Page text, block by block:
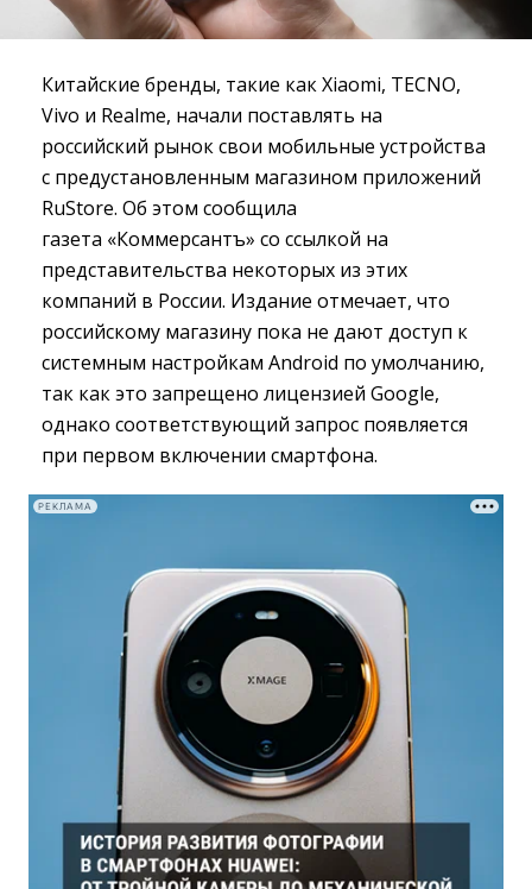
Китайские бренды, такие как Xiaomi, TECNO,
Vivo и Realme, начали поставлять на
российский рынок свои мобильные устройства
с предустановленным магазином приложений
RuStore. Об этом сообщила
газета «Коммерсантъ» со ссылкой на
представительства некоторых из этих
компаний в России. Издание отмечает, что
российскому магазину пока не дают доступ к
системным настройкам Android по умолчанию,
так как это запрещено лицензией Google,
однако соответствующий запрос появляется
при первом включении смартфона.
РЕКЛАМА